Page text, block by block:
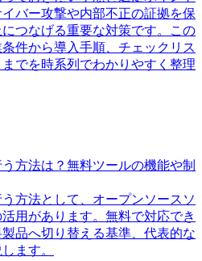
動対応の遅れや証拠管理ミス、
失敗するケースがあります。こ
と注意点を具体的に整理し、回
解説します。
基本から導入イメージまで解説
ンや社内システムの証拠データ
アクセスの原因を調べる技術で
に基本作業や導入ステップを整
ンジックサービスを活用するた